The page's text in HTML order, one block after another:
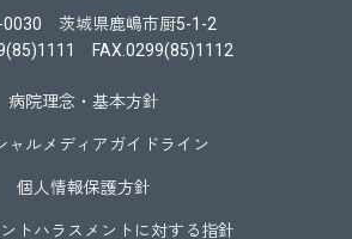
0030 茨城県鹿嶋市厨5-1-2
FAX.0299(85)1112
病院理念・基本方針
ャルメディアガイドライン
個人情報保護方針
トハラスメントに対する指針